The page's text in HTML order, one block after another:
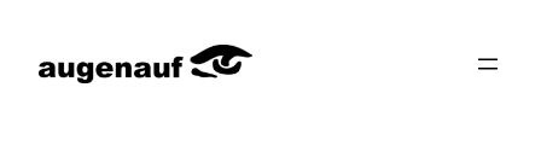
Inhalt
springen